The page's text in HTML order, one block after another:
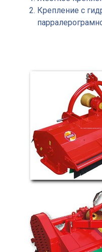
Крепление с